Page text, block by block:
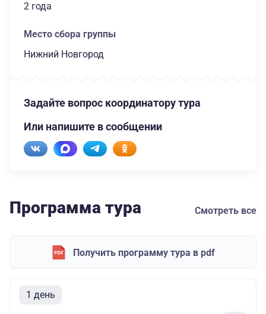
2 года
Место сбора группы
Нижний Новгород
Задайте вопрос координатору тура
Или напишите в сообщении
Программа тура Смотреть все
Получить программу тура в pdf
1 день